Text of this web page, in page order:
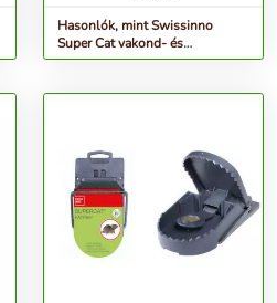
Hasonlók, mint Swissinno
Super Cat vakond- és
pocokcsapda guillotine